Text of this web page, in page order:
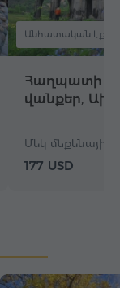
Անհատական
Հաղպատի և
վանքեր,
Մեկ մեքենայի
177 USD